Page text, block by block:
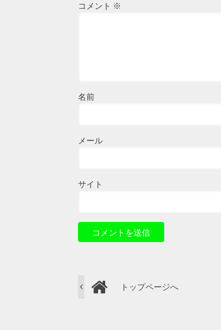
コメント ※
名前
メール
サイト
トップページへ